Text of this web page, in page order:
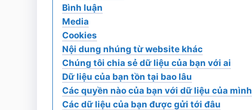
Bình luận
Media
Cookies
Nội dung nhúng từ website khác
Chúng tôi chia sẻ dữ liệu của bạn với ai
Dữ liệu của bạn tồn tại bao lâu
Các quyền nào của bạn với dữ liệu của mình
Các dữ liệu của bạn được gửi tới đâu